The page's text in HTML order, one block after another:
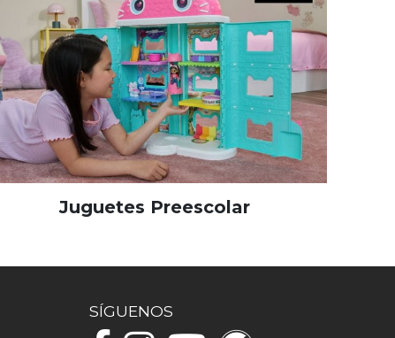
Juguetes Preescolar
SÍGUENOS